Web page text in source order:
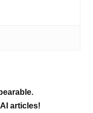
articles!